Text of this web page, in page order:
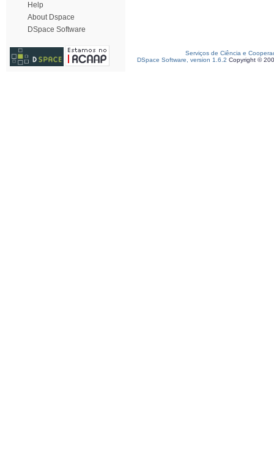
Help
About Dspace
DSpace Software
Serviços de Ciência e
DSpace Software, version 1.6.2 Copyright ©